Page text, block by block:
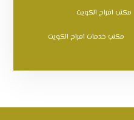
مكتب افراح الكويت
مكتب خدمات افراح الكويت